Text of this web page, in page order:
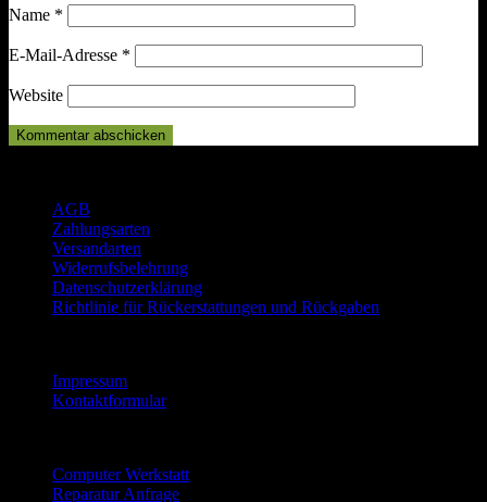
Name *
E-Mail-Adresse *
Website
AGB
Zahlungsarten
Versandarten
Widerrufsbelehrung
Datenschutzerklärung
Richtlinie für Rückerstattungen und Rückgaben
Impressum
Kontaktformular
Computer Werkstatt
Reparatur Anfrage